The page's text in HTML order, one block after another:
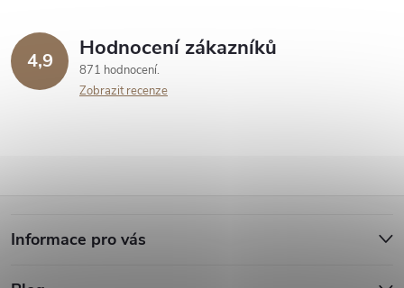
v
k
ý
p
4,9 Hodnocení zákazníků
871 hodnocení
Zobrazit recenze
áInformace pro vás